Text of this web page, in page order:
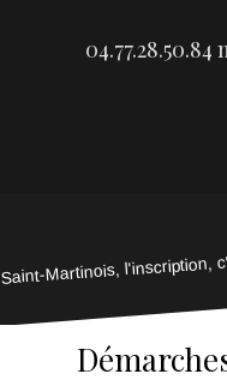
04.77.28.50.84
Saint-Martinois, l'inscription,